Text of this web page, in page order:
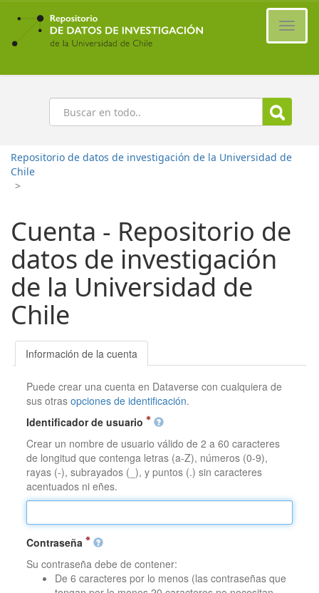
Ir
contenido
principal
Buscar
Repositorio de datos de investigación de la Universidad de
Chile
>
Cuenta - Repositorio de
datos de investigación
de la Universidad de
Chile
Información de la cuenta
Puede crear una cuenta en Dataverse con cualquiera de
sus otrasopciones de identificación.
Identificador de usuario
Crear un nombre de usuario válido de 2 a 60 caracteres
de longitud que contenga letras (a-Z), números (0-9),
rayas (-), subrayados (_), y puntos (.) sin caracteres
acentuados ni eñes.
Contraseña
Su contraseña debe de contener:
De 6 caracteres por lo menos (las contraseñas que